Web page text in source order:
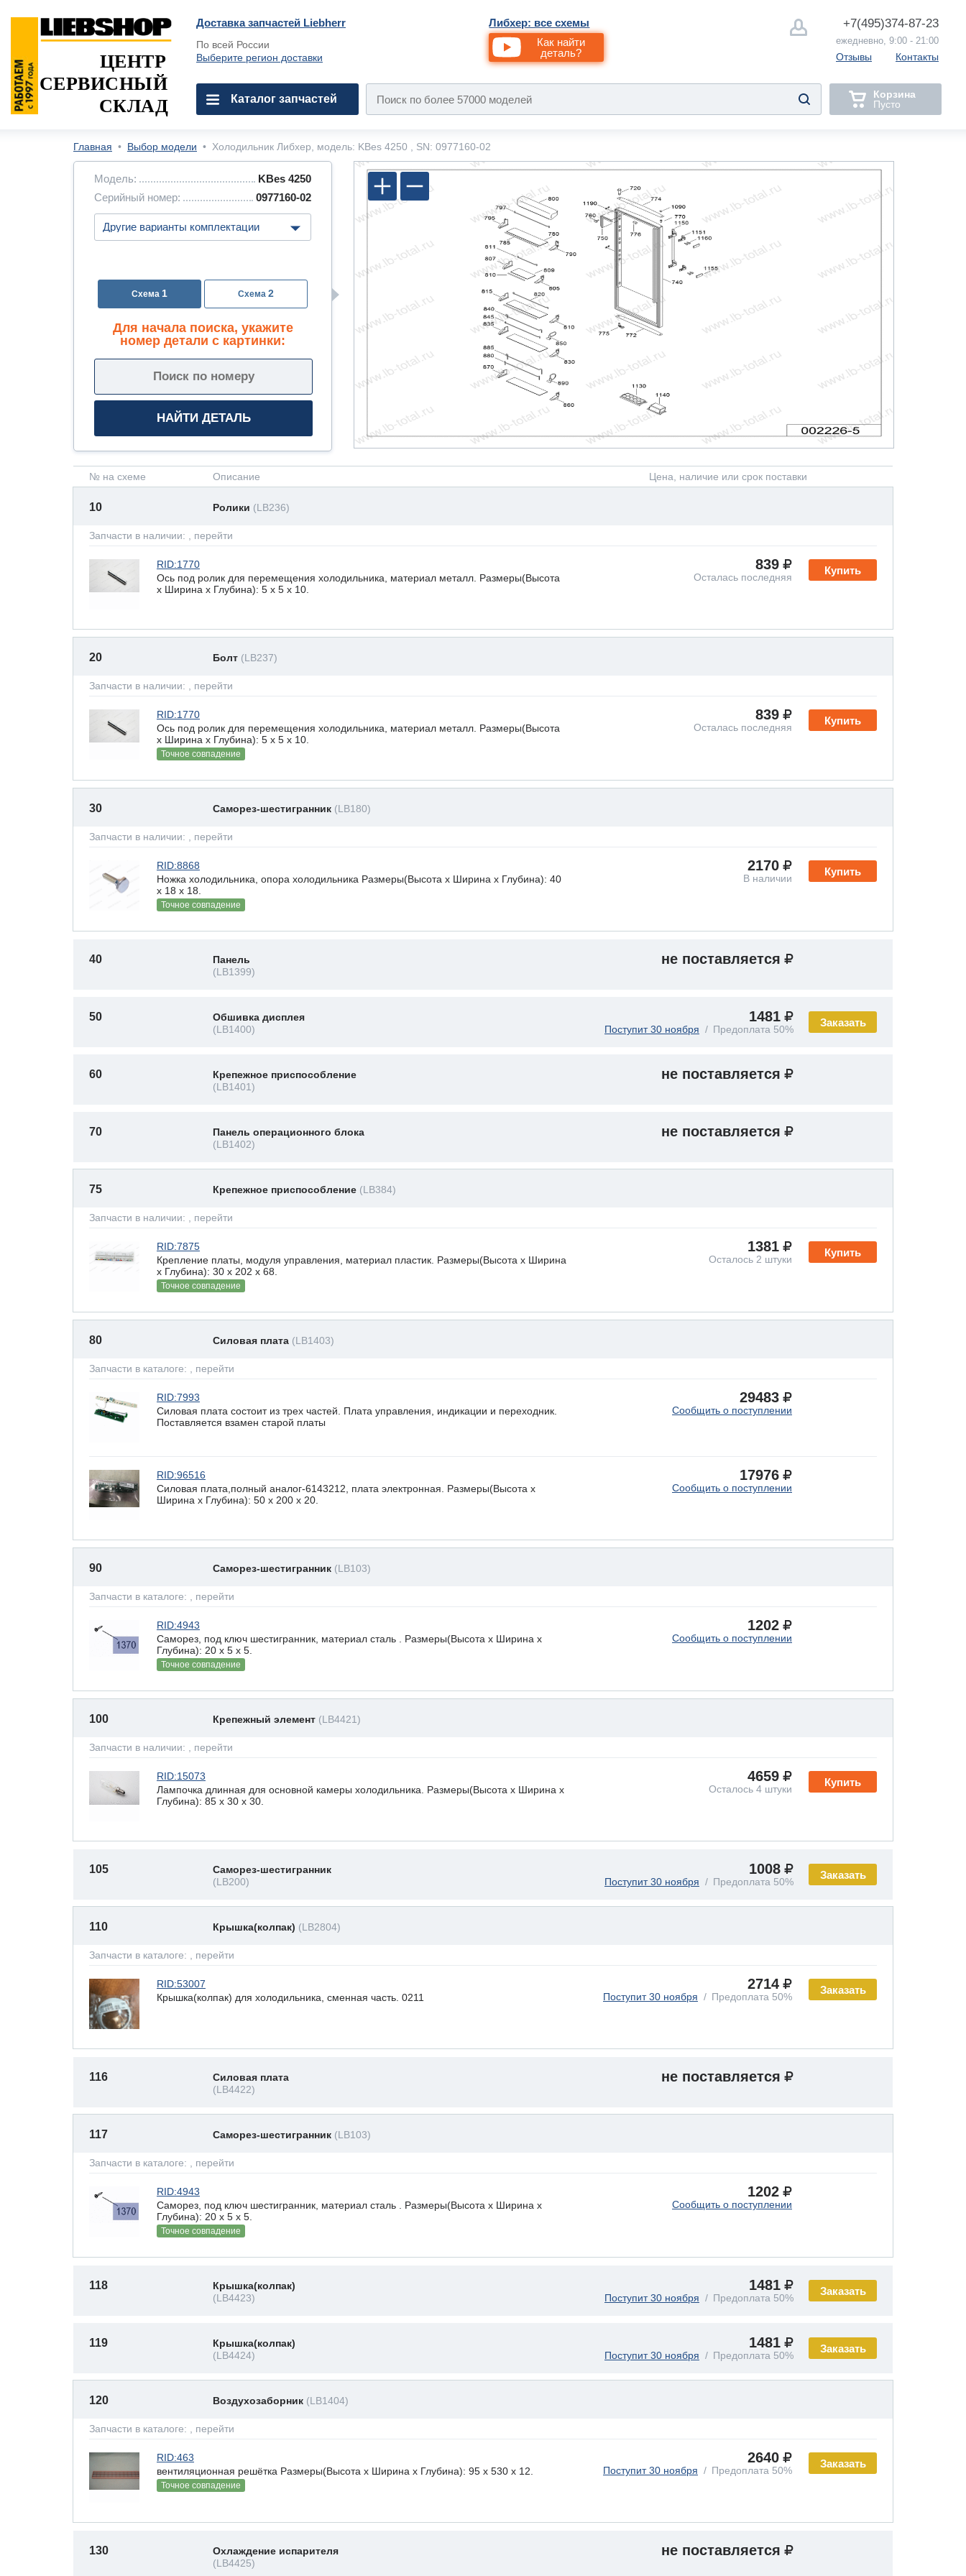
Доставка запчастей Liebherr
По всей России
Выберите регион доставки
Либхер: все схемы
Как найти
деталь?
+7(495)374-87-23
ежедневно, 9:00 - 21:00
Отзывы Контакты
ЦЕНТР
СЕРВИСНЫЙ
СКЛАД
Каталог запчастей
Корзина
Пусто
Главная • Выбор модели • Холодильник Либхер, модель: KBes 4250 , SN: 0977160-02
Модель:
KBes 4250
Серийный номер:
0977160-02
1 2
Для начала поиска, укажите
номер детали с картинки:
№ на схеме Описание Цена, наличие или срок поставки
10 Ролики (LB236)
Запчасти в наличии: , перейти
Купить
RID:1770
Ось под ролик для перемещения холодильника, материал металл. Размеры(Высота
х Ширина х Глубина): 5 x 5 х 10.
839
Осталась последняя
20 Болт (LB237)
Запчасти в наличии: , перейти
Купить
RID:1770
Ось под ролик для перемещения холодильника, материал металл. Размеры(Высота
х Ширина х Глубина): 5 x 5 х 10.
Точное совпадение
839
Осталась последняя
30 Саморез-шестигранник (LB180)
Запчасти в наличии: , перейти
Купить
RID:8868
Ножка холодильника, опора холодильника Размеры(Высота х Ширина х Глубина): 40
x 18 х 18.
Точное совпадение
2170
В наличии
40
Панель
(LB1399)
не поставляется
Заказать
50
Обшивка дисплея
(LB1400)
1481
Поступит 30 ноября Предоплата 50%
60
Крепежное приспособление
(LB1401)
не поставляется
70
Панель операционного блока
(LB1402)
не поставляется
75 Крепежное приспособление (LB384)
Запчасти в наличии: , перейти
Купить
RID:7875
Крепление платы, модуля управления, материал пластик. Размеры(Высота х Ширина
х Глубина): 30 x 202 х 68.
Точное совпадение
1381
Осталось 2 штуки
80 Силовая плата (LB1403)
Запчасти в каталоге: , перейти
RID:7993
Силовая плата состоит из трех частей. Плата управления, индикации и переходник.
Поставляется взамен старой платы
29483
Сообщить о поступлении
RID:96516
Силовая плата,полный аналог-6143212, плата электронная. Размеры(Высота х
Ширина х Глубина): 50 x 200 х 20.
17976
Сообщить о поступлении
90 Саморез-шестигранник (LB103)
Запчасти в каталоге: , перейти
RID:4943
Саморез, под ключ шестигранник, материал сталь . Размеры(Высота х Ширина х
Глубина): 20 x 5 х 5.
Точное совпадение
1202
Сообщить о поступлении
100 Крепежный элемент (LB4421)
Запчасти в наличии: , перейти
Купить
RID:15073
Лампочка длинная для основной камеры холодильника. Размеры(Высота х Ширина х
Глубина): 85 x 30 х 30.
4659
Осталось 4 штуки
Заказать
105
Саморез-шестигранник
(LB200)
1008
Поступит 30 ноября Предоплата 50%
110 Крышка(колпак) (LB2804)
Запчасти в каталоге: , перейти
Заказать
RID:53007
Крышка(колпак) для холодильника, сменная часть. 0211
2714
Поступит 30 ноября Предоплата 50%
116
Силовая плата
(LB4422)
не поставляется
117 Саморез-шестигранник (LB103)
Запчасти в каталоге: , перейти
RID:4943
Саморез, под ключ шестигранник, материал сталь . Размеры(Высота х Ширина х
Глубина): 20 x 5 х 5.
Точное совпадение
1202
Сообщить о поступлении
Заказать
118
Крышка(колпак)
(LB4423)
1481
Поступит 30 ноября Предоплата 50%
Заказать
119
Крышка(колпак)
(LB4424)
1481
Поступит 30 ноября Предоплата 50%
120 Воздухозаборник (LB1404)
Запчасти в каталоге: , перейти
Заказать
RID:463
вентиляционная решётка Размеры(Высота х Ширина х Глубина): 95 x 530 х 12.
Точное совпадение
2640
Поступит 30 ноября Предоплата 50%
130
Охлаждение испарителя
(LB4425)
не поставляется